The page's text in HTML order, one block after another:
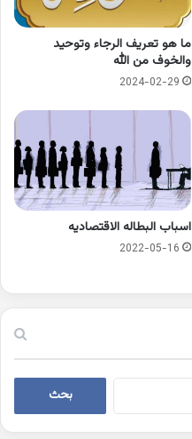
ما هو تعريف الرجاء وتوحيد
والخوف من الله
2024-02-29
اسباب البطاله الاقتصاديه
2022-05-16
البحث